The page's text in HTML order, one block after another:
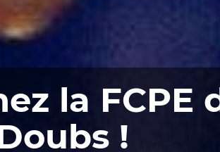
la FCPE
!